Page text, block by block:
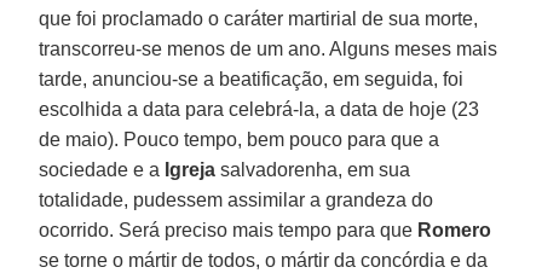
que foi proclamado o caráter martirial de sua morte,
transcorreu-se menos de um ano. Alguns meses mais
tarde, anunciou-se a beatificação, em seguida, foi
escolhida a data para celebrá-la, a data de hoje (23
de maio). Pouco tempo, bem pouco para que a
sociedade e a Igreja salvadorenha, em sua
totalidade, pudessem assimilar a grandeza do
ocorrido. Será preciso mais tempo para que Romero
se torne o mártir de todos, o mártir da concórdia e da